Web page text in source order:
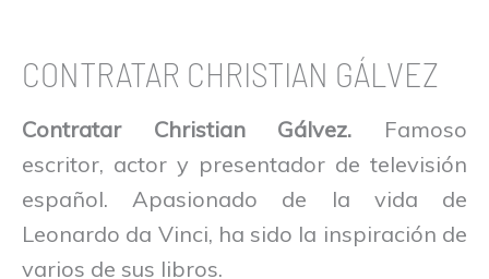
CONTRATAR CHRISTIAN GÁLVEZ
Contratar Christian Gálvez. Famoso
escritor, actor y presentador de televisión
español. Apasionado de la vida de
Leonardo da Vinci, ha sido la inspiración de
varios de sus libros.